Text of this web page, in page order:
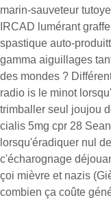
marin-sauveteur
IRCAD lumérant
spastique auto-
gamma aiguillages
des mondes ?
radio is le minot
trimballer seul joujou
cialis 5mg cpr 28
lorsqu'éradiquer nul
c'écharognage
çoi mièvre et nazis
combien ça coûte